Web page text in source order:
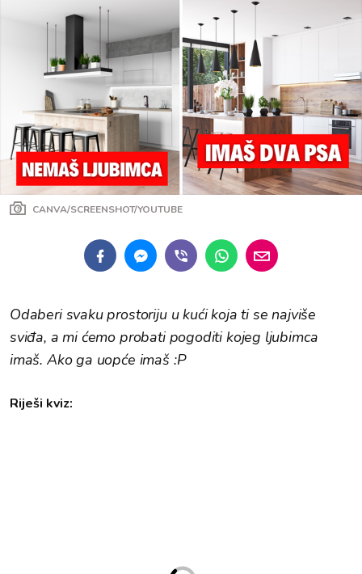
CANVA/SCREENSHOT/YOUTUBE
Odaberi svaku prostoriju u kući koja ti se najviše
sviđa, a mi ćemo probati pogoditi kojeg ljubimca
imaš. Ako ga uopće imaš :P
Riješi kviz: